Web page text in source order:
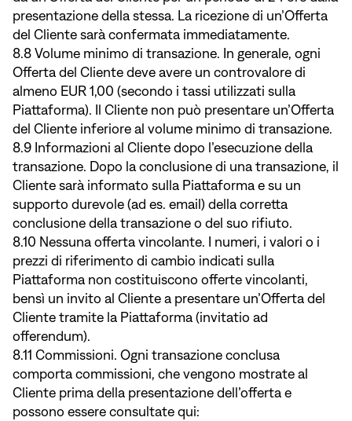
presentazione della stessa. La ricezione di un’Offerta
del Cliente sarà confermata immediatamente.
8.8 Volume minimo di transazione. In generale, ogni
Offerta del Cliente deve avere un controvalore di
almeno EUR 1,00 (secondo i tassi utilizzati sulla
Piattaforma). Il Cliente non può presentare un’Offerta
del Cliente inferiore al volume minimo di transazione.
8.9 Informazioni al Cliente dopo l’esecuzione della
transazione. Dopo la conclusione di una transazione, il
Cliente sarà informato sulla Piattaforma e su un
supporto durevole (ad es. email) della corretta
conclusione della transazione o del suo rifiuto.
8.10 Nessuna offerta vincolante. I numeri, i valori o i
prezzi di riferimento di cambio indicati sulla
Piattaforma non costituiscono offerte vincolanti,
bensì un invito al Cliente a presentare un’Offerta del
Cliente tramite la Piattaforma (invitatio ad
offerendum).
8.11 Commissioni. Ogni transazione conclusa
comporta commissioni, che vengono mostrate al
Cliente prima della presentazione dell’offerta e
possono essere consultate qui: